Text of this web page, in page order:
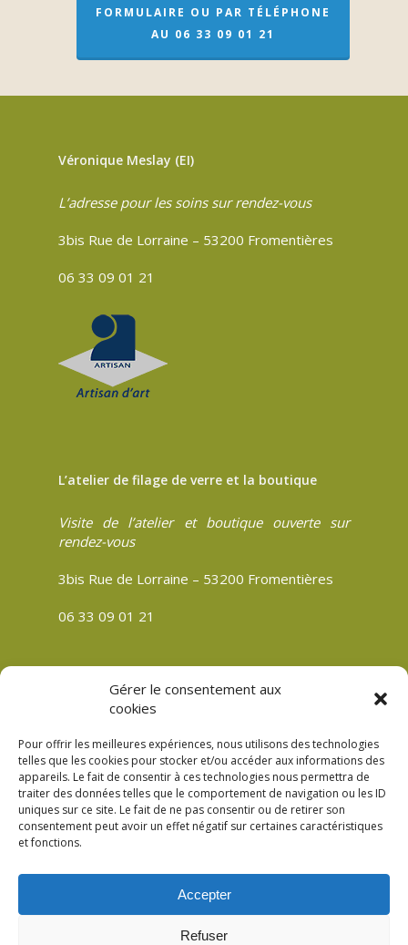
Gérer le consentement aux
cookies
Pour offrir les meilleures expériences, nous utilisons des technologies
telles que les cookies pour stocker et/ou accéder aux informations des
appareils. Le fait de consentir à ces technologies nous permettra de
traiter des données telles que le comportement de navigation ou les ID
uniques sur ce site. Le fait de ne pas consentir ou de retirer son
consentement peut avoir un effet négatif sur certaines caractéristiques
et fonctions.
Accepter
Refuser
FORMULAIRE OU PAR TÉLÉPHONE
AU 06 33 09 01 21
Véronique Meslay (EI)
L’adresse pour les soins sur rendez-vous
3bis Rue de Lorraine – 53200 Fromentières
06 33 09 01 21
L’atelier de filage de verre et la boutique
Visite de l’atelier et boutique ouverte sur
rendez-vous
3bis Rue de Lorraine – 53200 Fromentières
06 33 09 01 21
Mentions légales
Plan du site
Politique de cookies (UE)
© 2026 Verre Son Être Véronique Meslay à